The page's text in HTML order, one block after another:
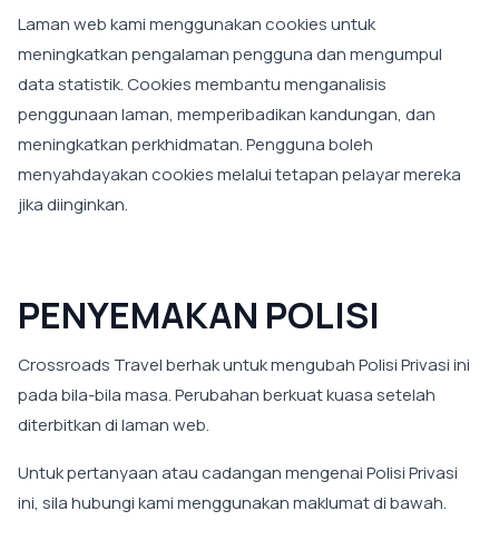
Laman web kami menggunakan cookies untuk
meningkatkan pengalaman pengguna dan mengumpul
data statistik. Cookies membantu menganalisis
penggunaan laman, memperibadikan kandungan, dan
meningkatkan perkhidmatan. Pengguna boleh
menyahdayakan cookies melalui tetapan pelayar mereka
jika diinginkan.
PENYEMAKAN POLISI
Crossroads Travel berhak untuk mengubah Polisi Privasi ini
pada bila-bila masa. Perubahan berkuat kuasa setelah
diterbitkan di laman web.
Untuk pertanyaan atau cadangan mengenai Polisi Privasi
ini, sila hubungi kami menggunakan maklumat di bawah.